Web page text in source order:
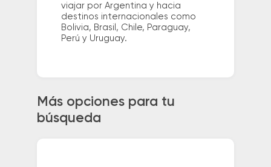
viajar por Argentina y hacia
destinos internacionales como
Bolivia, Brasil, Chile, Paraguay,
Perú y Uruguay.
Más opciones para tu
búsqueda